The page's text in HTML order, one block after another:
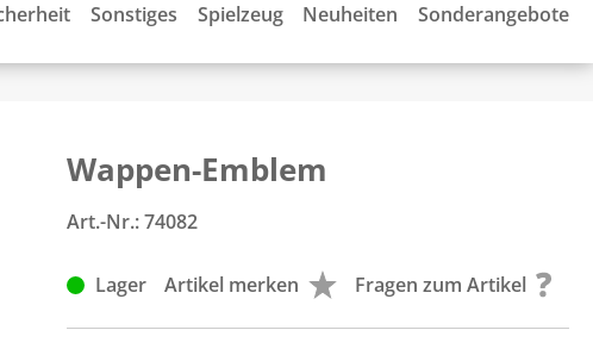
Sonstiges Spielzeug Neuheiten Sonderangebote
Wappen-Emblem
Art.-Nr.:74082
Lager Artikel merken Fragen zum Artikel